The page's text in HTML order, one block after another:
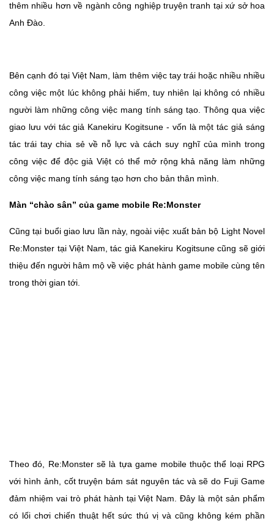
thêm nhiều hơn về ngành công nghiệp truyện tranh tại xứ sở hoa
Anh Đào.
Bên cạnh đó tại Việt Nam, làm thêm việc tay trái hoặc nhiều nhiều
công việc một lúc không phải hiếm, tuy nhiên lại không có nhiều
người làm những công việc mang tính sáng tạo. Thông qua việc
giao lưu với tác giả Kanekiru Kogitsune - vốn là một tác giả sáng
tác trái tay chia sẻ về nỗ lực và cách suy nghĩ của mình trong
công việc để độc giả Việt có thể mở rộng khả năng làm những
công việc mang tính sáng tạo hơn cho bản thân mình.
Màn “chào sân” của game mobile Re:Monster
Cũng tại buổi giao lưu lần này, ngoài việc xuất bản bộ Light Novel
Re:Monster tại Việt Nam, tác giả Kanekiru Kogitsune cũng sẽ giới
thiệu đến người hâm mộ về việc phát hành game mobile cùng tên
trong thời gian tới.
Theo đó, Re:Monster sẽ là tựa game mobile thuộc thể loại RPG
với hình ảnh, cốt truyện bám sát nguyên tác và sẽ do Fuji Game
đảm nhiệm vai trò phát hành tại Việt Nam. Đây là một sản phẩm
có lối chơi chiến thuật hết sức thú vị và cũng không kém phần